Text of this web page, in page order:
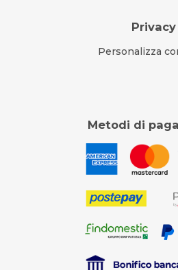
Privacy
Personalizza
Metodi di